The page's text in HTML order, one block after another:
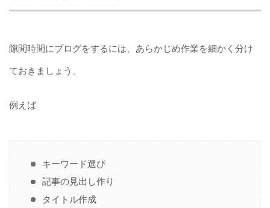
隙間時間にブログをするには、あらかじめ作業を細かく分け
ておきましょう。
例えば
キーワード選び
記事の見出し作り
タイトル作成